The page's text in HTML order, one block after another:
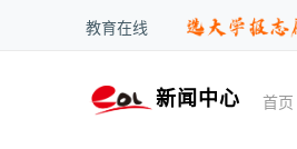
教育在线
新闻中心 首页